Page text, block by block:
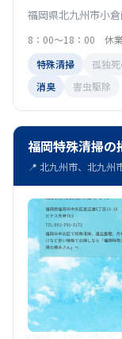
福岡県北九州市小
8：00～18：00 休
特殊清掃
孤独
消臭
害虫駆除
福岡特殊清掃の
📍 北九州市、北九州